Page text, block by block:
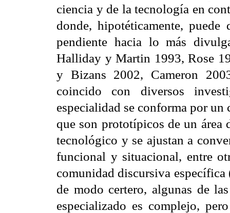
ciencia y de la tecnología en
donde, hipotéticamente,
pendiente hacia lo más
Halliday y Martin 1993, Rose
y Bizans 2002, Cameron
coincido con diversos
especialidad se conforma por
que son prototípicos de un
tecnológico y se ajustan a
funcional y situacional, entre
comunidad discursiva
de modo certero, algunas de
especializado es complejo,